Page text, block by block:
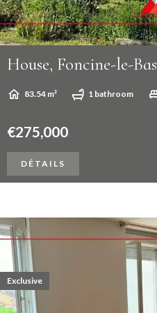
House, Foncine-le-Bas
83.54 m² 1 bathroom
€275,000
DÉTAILS
Exclusive